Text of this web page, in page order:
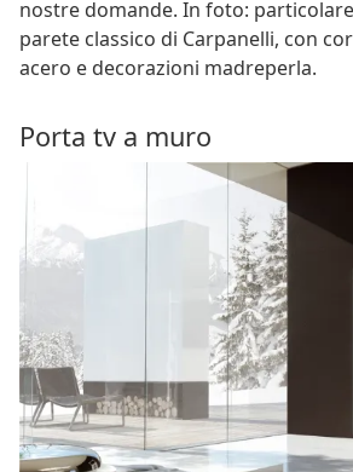
nostre domande. In foto:
parete classico di Carpanelli, con
acero e decorazioni madreperla.
Porta tv a muro